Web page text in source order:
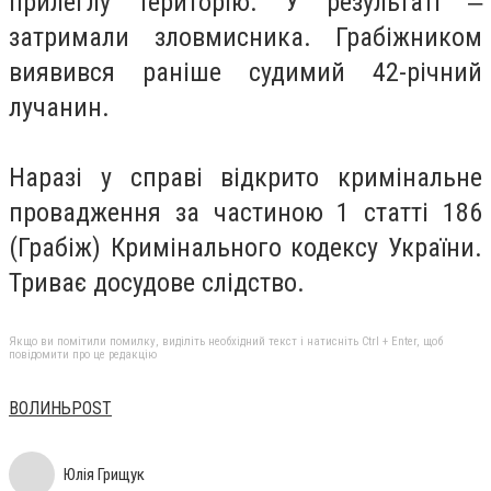
затримали зловмисника. Грабіжником
виявився раніше судимий 42-річний
лучанин.
Наразі у справі відкрито кримінальне
провадження за частиною 1 статті 186
(Грабіж) Кримінального кодексу України.
Триває досудове слідство.
Якщо ви помітили помилку, виділіть необхідний текст і натисніть Ctrl + Enter, щоб
повідомити про це редакцію
ВОЛИНЬPOST
Юлія Грищук